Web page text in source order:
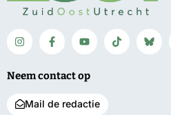
Neem contact op
Mail de redactie